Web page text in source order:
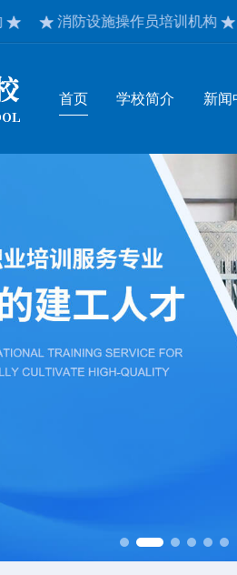
消防设施操作员培训机构
首页 学校简介 新闻